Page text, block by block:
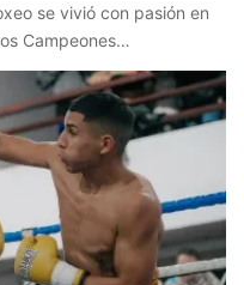
se vivió con pasión en
Campeones…